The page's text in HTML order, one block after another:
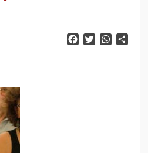
FacebookTwitter